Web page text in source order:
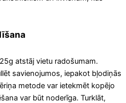
atstāj vietu radošumam.
savienojumos, iepakot bļodiņās
metode var ietekmēt kopējo
var būt noderīga. Turklāt,